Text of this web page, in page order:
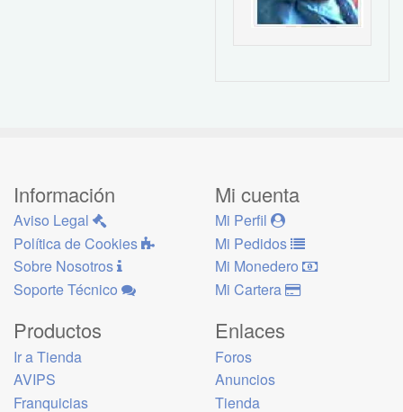
Información
Aviso Legal
Política de Cookies
Sobre Nosotros
Soporte Técnico
Mi cuenta
Mi Perfil
Mi Pedidos
Mi Monedero
Mi Cartera
Productos
Ir a Tienda
AVIPS
Franquicias
Enlaces
Foros
Anuncios
Tienda